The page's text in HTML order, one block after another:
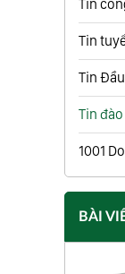
Tin
Tin
Tin
Tin
1001
BÀI